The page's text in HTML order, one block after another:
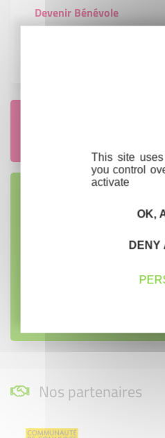
Devenir Bénévole
Trouvez à qui vous
Créateurs, repreneurs,
Nos partenaires
This site
you control
activate
OK,
DENY